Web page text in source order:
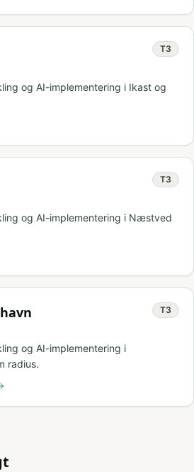
T3
og AI-implementering i Ikast og
T3
og AI-implementering i Næstved
T3
og AI-implementering i
radius.